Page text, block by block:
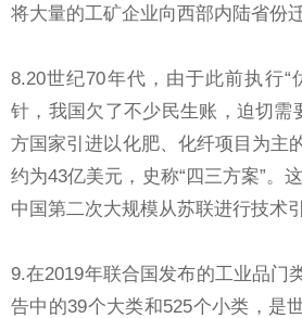
将大量的工矿企业向西部内陆省份迁
8.20世纪70年代，由于此前执行“
针，我国欠了不少民生账，迫切需
方国家引进以化肥、化纤项目为主
约为43亿美元，史称“四三方案”。
中国第二次大规模从苏联进行技术引
9.在2019年联合国发布的工业品门
告中的39个大类和525个小类，是